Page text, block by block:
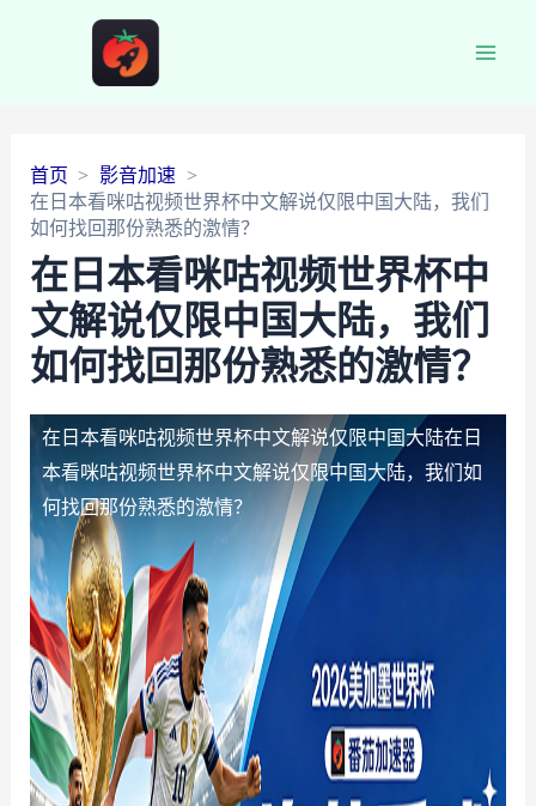
首页
影音加速
在日本看咪咕视频世界杯中文解说仅限中国大陆，我们
如何找回那份熟悉的激情？
在日本看咪咕视频世界杯中
文解说仅限中国大陆，我们
如何找回那份熟悉的激情？
在日本看咪咕视频世界杯中文解说仅限中国大陆在日
本看咪咕视频世界杯中文解说仅限中国大陆，我们如
何找回那份熟悉的激情？